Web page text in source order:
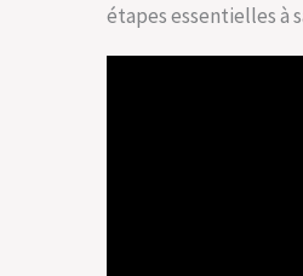
étapes essentielles à